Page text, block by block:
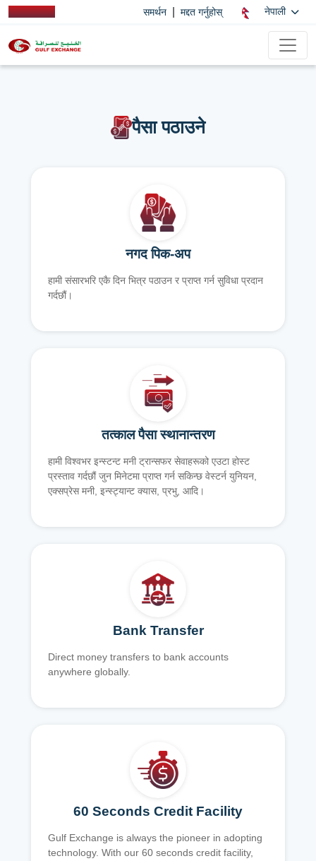
समर्थन मद्दत गर्नुहोस् नेपाली
पैसा पठाउने
नगद पिक-अप
हामी संसारभरि एकै दिन भित्र पठाउन र प्राप्त गर्न सुविधा प्रदान
गर्दछौं।
तत्काल पैसा स्थानान्तरण
हामी विश्वभर इन्स्टन्ट मनी ट्रान्सफर सेवाहरूको एउटा होस्ट
प्रस्ताव गर्दछौं जुन मिनेटमा प्राप्त गर्न सकिन्छ वेस्टर्न युनियन,
एक्सप्रेस मनी, इन्स्ट्यान्ट क्यास, प्रभु, आदि।
Bank Transfer
Direct money transfers to bank accounts
anywhere globally.
60 Seconds Credit Facility
Gulf Exchange is always the pioneer in adopting
technology. With our 60 seconds credit facility,